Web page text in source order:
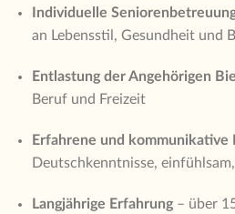
Individuelle
an Lebensstil, Gesundheit und
Entlastung der Angehörigen
Beruf und Freizeit
Erfahrene und kommunikative
Deutschkenntnisse,
Langjährige Erfahrung – über